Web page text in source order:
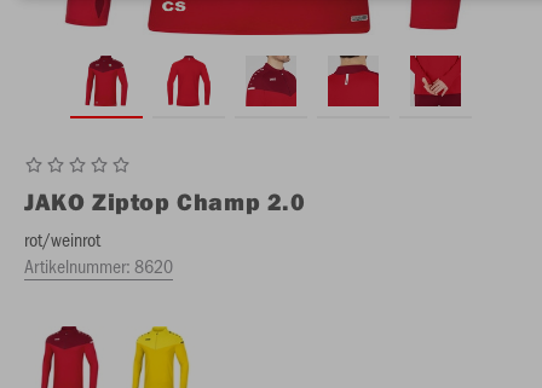
JAKO Ziptop Champ 2.0
rot/weinrot
Artikelnummer:8620